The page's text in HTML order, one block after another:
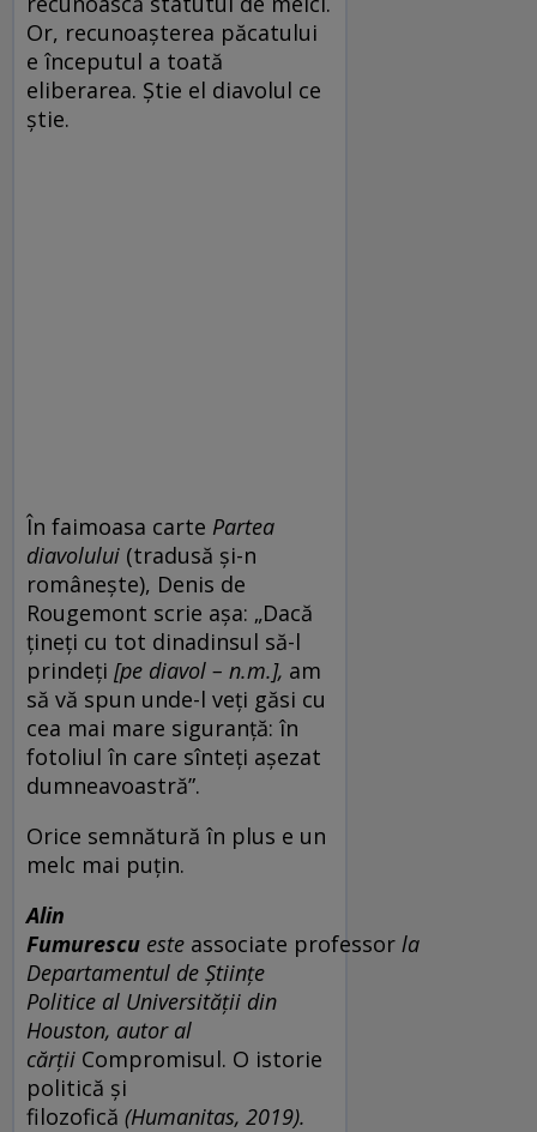
Or, recunoașterea păcatului
e începutul a toată
eliberarea. Știe el diavolul ce
știe.
În faimoasa carte Partea
diavolului (tradusă și-n
românește), Denis de
Rougemont scrie așa: „Dacă
țineți cu tot dinadinsul să-l
prindeți [pe diavol – n.m.], am
să vă spun unde-l veți găsi cu
cea mai mare siguranță: în
fotoliul în care sînteți așezat
dumneavoastră”.
Orice semnătură în plus e un
melc mai puțin.
Alin
Fumurescu este associate professor la
Departamentul de Științe
Politice al Universității din
Houston, autor al
cărții Compromisul. O istorie
politică și
filozofică (Humanitas, 2019).